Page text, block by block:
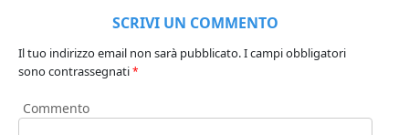
SCRIVI UN COMMENTO
Il tuo indirizzo email non sarà pubblicato.I campi obbligatori
sono contrassegnati*
Commento